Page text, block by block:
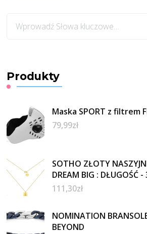
czegoś?
Produkty
Maska SPORT z filtrem
79,99zł
SOTHO ZŁOTY
DREAM BIG : DŁUGOŚĆ -
111,30zł
NOMINATION
BEYOND